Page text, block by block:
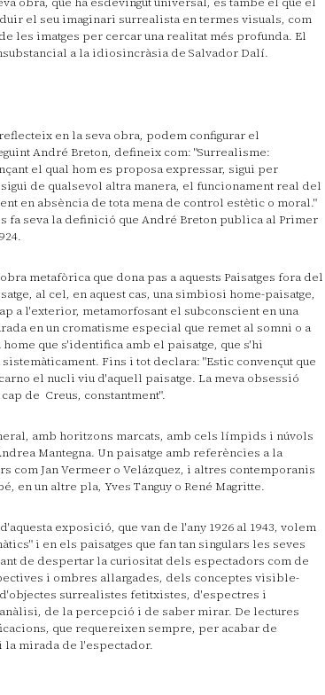
el seu imaginari surrealista en termes visuals, com
les imatges per cercar una realitat més profunda. El
a la idiosincràsia de Salvador Dalí.
en la seva obra, podem configurar el
André Breton, defineix com: "Surrealisme:
el qual hom es proposa expressar, sigui per
de qualsevol altra manera, el funcionament real del
en absència de tota mena de control estètic o moral."
fa seva la definició que André Breton publica al Primer
metafòrica que dona pas a aquests Paisatges fora del
al cel, en aquest cas, una simbiosi home-paisatge,
a l'exterior, metamorfosant el subconscient en una
en un cromatisme especial que remet al somni o a
que s'identifica amb el paisatge, que s'hi
Fins i tot declara: "Estic convençut que
el nucli viu d'aquell paisatge. La meva obsessió
de Creus, constantment".
amb horitzons marcats, amb cels límpids i núvols
Mantegna. Un paisatge amb referències a la
com Jan Vermeer o Velázquez, i altres contemporanis
en un altre pla, Yves Tanguy o René Magritte.
exposició, que van de l'any 1926 al 1943, volem
i en els paisatges que fan tan singulars les seves
de despertar la curiositat dels espectadors com de
i ombres allargades, dels conceptes visible-
surrealistes fetitxistes, d'espectres i
de la percepció i de saber mirar. De lectures
que requereixen sempre, per acabar de
mirada de l'espectador.